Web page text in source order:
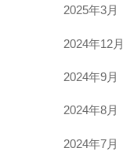
2025年3月
2024年12月
2024年9月
2024年8月
2024年7月